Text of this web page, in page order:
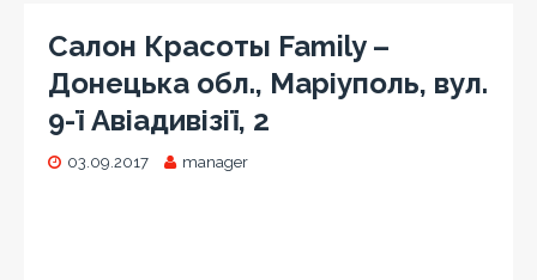
Салон Красоты Family –
Донецька обл., Маріуполь, вул.
9-ї Авіадивізії, 2
03.09.2017 manager